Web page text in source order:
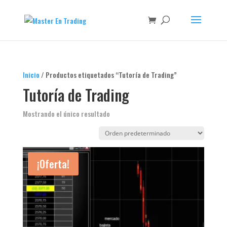
Inicio / Productos etiquetados “Tutoría de Trading”
Tutoría de Trading
Mostrando el único resultado
¡Oferta!